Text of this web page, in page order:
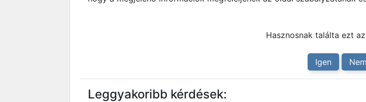
Hasznosnak találta ezt
Igen Nem
Leggyakoribb kérdések: